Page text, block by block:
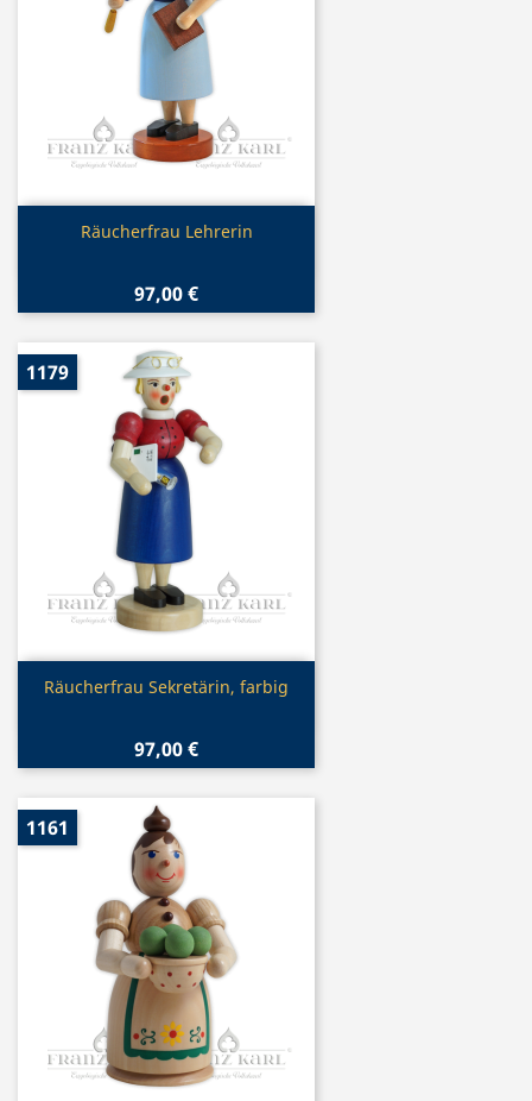
Vorschau
Räucherfrau Lehrerin
97,00 €
Vorschau
Räucherfrau Sekretärin, farbig
97,00 €
1179
1161